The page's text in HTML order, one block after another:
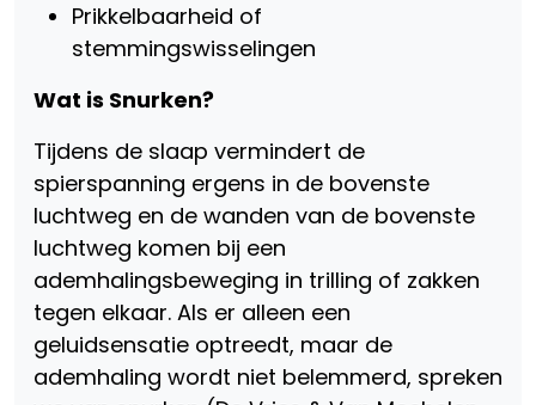
Prikkelbaarheid of
stemmingswisselingen
Wat is Snurken?
Tijdens de slaap vermindert de
spierspanning ergens in de bovenste
luchtweg en de wanden van de bovenste
luchtweg komen bij een
ademhalingsbeweging in trilling of zakken
tegen elkaar. Als er alleen een
geluidsensatie optreedt, maar de
ademhaling wordt niet belemmerd, spreken